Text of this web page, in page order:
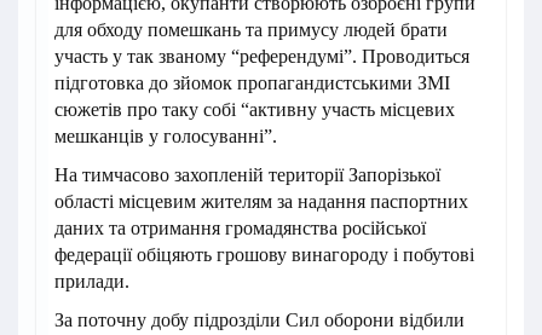
для обходу помешкань та примусу людей брати
участь у так званому “референдумі”. Проводиться
підготовка до зйомок пропагандистськими ЗМІ
сюжетів про таку собі “активну участь місцевих
мешканців у голосуванні”.
На тимчасово захопленій території Запорізької
області місцевим жителям за надання паспортних
даних та отримання громадянства російської
федерації обіцяють грошову винагороду і побутові
прилади.
За поточну добу підрозділи Сил оборони відбили